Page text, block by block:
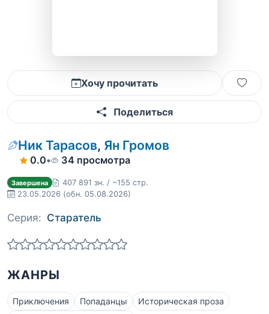
Хочу прочитать
Поделиться
Ник Тарасов, Ян Громов
0.0• 34 просмотра
Завершена
407 891 зн. / ~155 стр.
23.05.2026 (обн. 05.08.2026)
Серия: Старатель
ЖАНРЫ
Приключения Попаданцы
Историческая проза